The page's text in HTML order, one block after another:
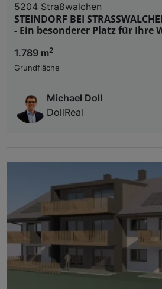
5204 Straßwalchen
STEINDORF BEI
- Ein besonderer Platz für Ihre
1.789 m2
Grundfläche
Michael Doll
DollReal